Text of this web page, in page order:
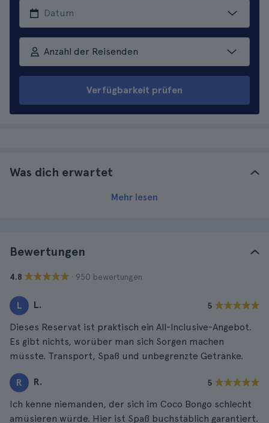
Anzahl der Reisenden
Verfügbarkeit prüfen
Was dich erwartet
Mehr lesen
Bewertungen
4.8 · 950 bewertungen
L L. 5
Dieses Reservat ist praktisch ein All-Inclusive-Angebot.
Es gibt nichts, worüber man sich Sorgen machen
müsste. Transport, Spaß und unbegrenzte Getränke.
R R. 5
Ich kenne niemanden, der sich im Coco Bongo schlecht
amüsieren würde. Hier ist Spaß buchstäblich garantiert.